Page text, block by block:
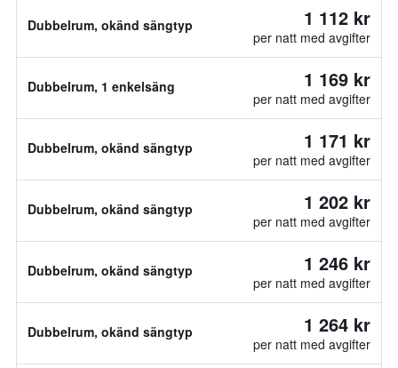
Dubbelrum, okänd sängtyp 1 112 kr
per natt med avgifter
Dubbelrum, 1 enkelsäng 1 169 kr
per natt med avgifter
Dubbelrum, okänd sängtyp 1 171 kr
per natt med avgifter
Dubbelrum, okänd sängtyp 1 202 kr
per natt med avgifter
Dubbelrum, okänd sängtyp 1 246 kr
per natt med avgifter
Dubbelrum, okänd sängtyp 1 264 kr
per natt med avgifter